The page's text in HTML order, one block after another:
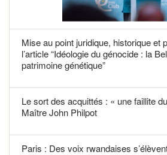
Mise au point juridique, historique et
l’article “Idéologie du génocide : la
patrimoine génétique”
Le sort des acquittés : « une faillite
Maître John Philpot
Paris : Des voix rwandaises